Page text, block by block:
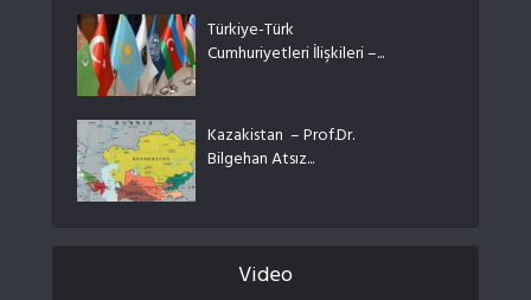
Türkiye-Türk
Cumhuriyetleri İlişkileri –...
Kazakistan – Prof.Dr.
Bilgehan Atsız...
Video